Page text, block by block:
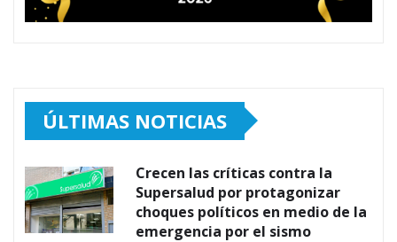
ÚLTIMAS NOTICIAS
Crecen las críticas contra la
Supersalud por protagonizar
choques políticos en medio de la
emergencia por el sismo